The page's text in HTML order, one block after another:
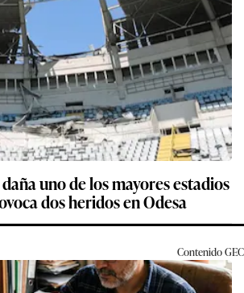
uno de los mayores estadios
dos heridos en Odesa
ContenidoGEC